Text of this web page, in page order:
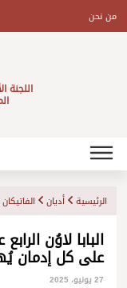
contentمن نحن
اللجنة
الرئيسية أديان الفاتيكان
البابا لاوُن
على كل إدمان
27 يونيو، 2025